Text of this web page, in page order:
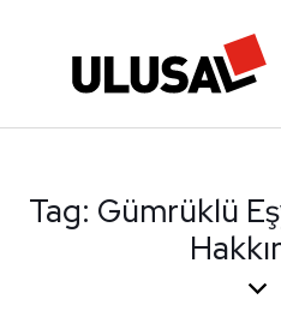
Tag: Gümrüklü